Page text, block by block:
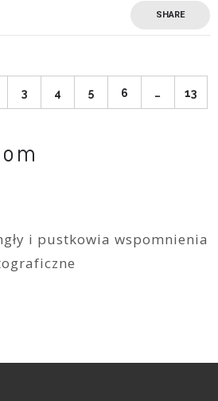
SHARE
3 4 5 6 … 13
i pustkowia wspomnienia